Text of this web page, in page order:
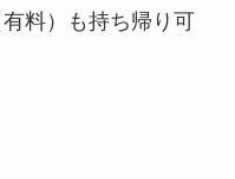
料）も持ち帰り可